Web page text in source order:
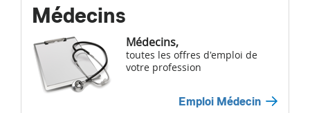
Médecins
Médecins,
toutes les offres d'emploi de
votre profession
Emploi Médecin